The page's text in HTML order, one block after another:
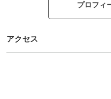
プロフィ
アクセス